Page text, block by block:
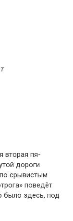
вторая пя­
дороги
срывистым
поведёт
было здесь, под